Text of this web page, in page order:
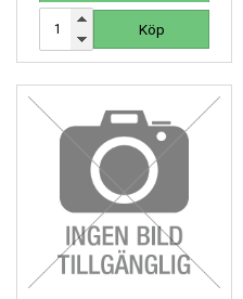
1 649 SEK
Köp